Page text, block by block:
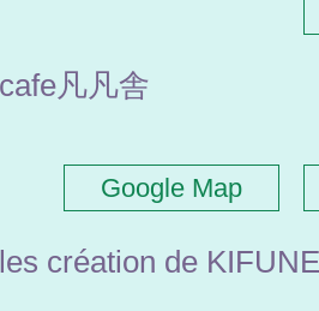
cafe凡凡舎
Google Map
les création de